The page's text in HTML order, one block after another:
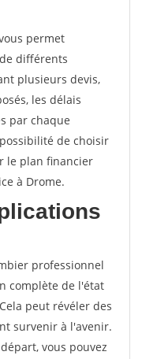
permet
différents
plusieurs devis,
les délais
par chaque
de choisir
le plan financier
à Drome.
professionnel
complète de l'état
peut révéler des
survenir à l'avenir.
vous pouvez